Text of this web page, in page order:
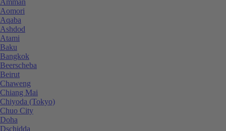
Aomori
Aqaba
Ashdod
Atami
Baku
Bangkok
Beerscheba
Beirut
Chaweng
Chiang Mai
Chiyoda (Tokyo)
Chuo City
Doha
Dschidda